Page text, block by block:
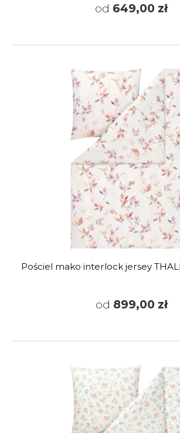
od 649,00 zł
Pościel mako interlock jersey
od 899,00 zł